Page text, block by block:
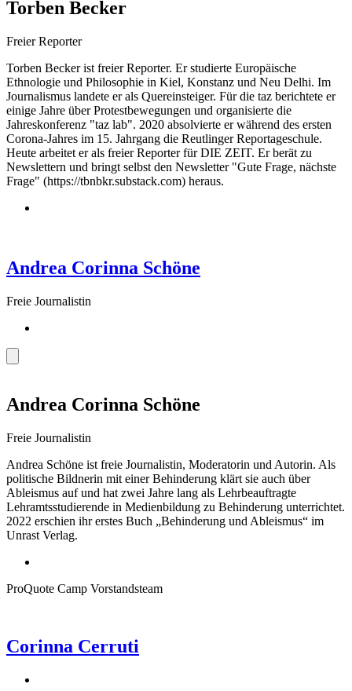
Torben Becker
Freier Reporter
Torben Becker ist freier Reporter. Er studierte Europäische
Ethnologie und Philo­sophie in Kiel, Konstanz und Neu Delhi. Im
Journalismus landete er als Quereinsteiger. Für die taz berichtete er
einige Jahre über Protestbewegungen und organisierte die
Jahreskonferenz "taz lab". 2020 absolvierte er während des ersten
Corona-Jahres im 15. Jahrgang die Reutlinger Reportageschule.
Heute arbeitet er als freier Reporter für DIE ZEIT. Er berät zu
Newslettern und bringt selbst den Newsletter "Gute Frage, nächste
Frage" (https://tbnbkr.substack.com) heraus.
Andrea Corinna Schöne
Freie Journalistin
Andrea Corinna Schöne
Freie Journalistin
Andrea Schöne ist freie Journalistin, Moderatorin und Autorin. Als
politische Bildnerin mit einer Behinderung klärt sie auch über
Ableismus auf und hat zwei Jahre lang als Lehrbeauftragte
Lehramtsstudierende in Medienbildung zu Behinderung unterrichtet.
2022 erschien ihr erstes Buch „Behinderung und Ableismus“ im
Unrast Verlag.
ProQuote Camp Vorstandsteam
Corinna Cerruti